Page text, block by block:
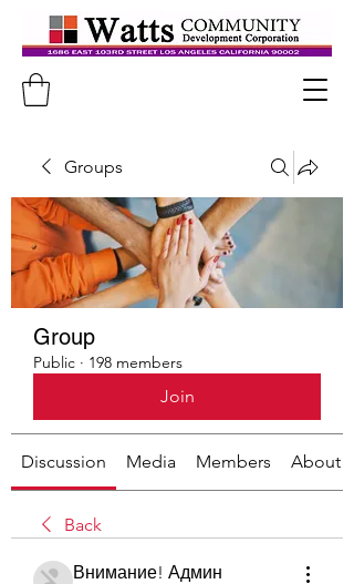
Groups
Group
Public · 198 members
Join
Discussion Media Members About
Back
Внимание! Админ